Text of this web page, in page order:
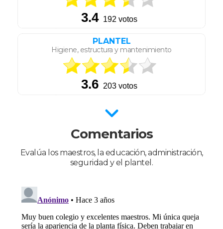
PLANTEL
Higiene, estructura y mantenimiento
Comentarios
Evalúa los maestros, la educación, administración,
seguridad y el plantel.